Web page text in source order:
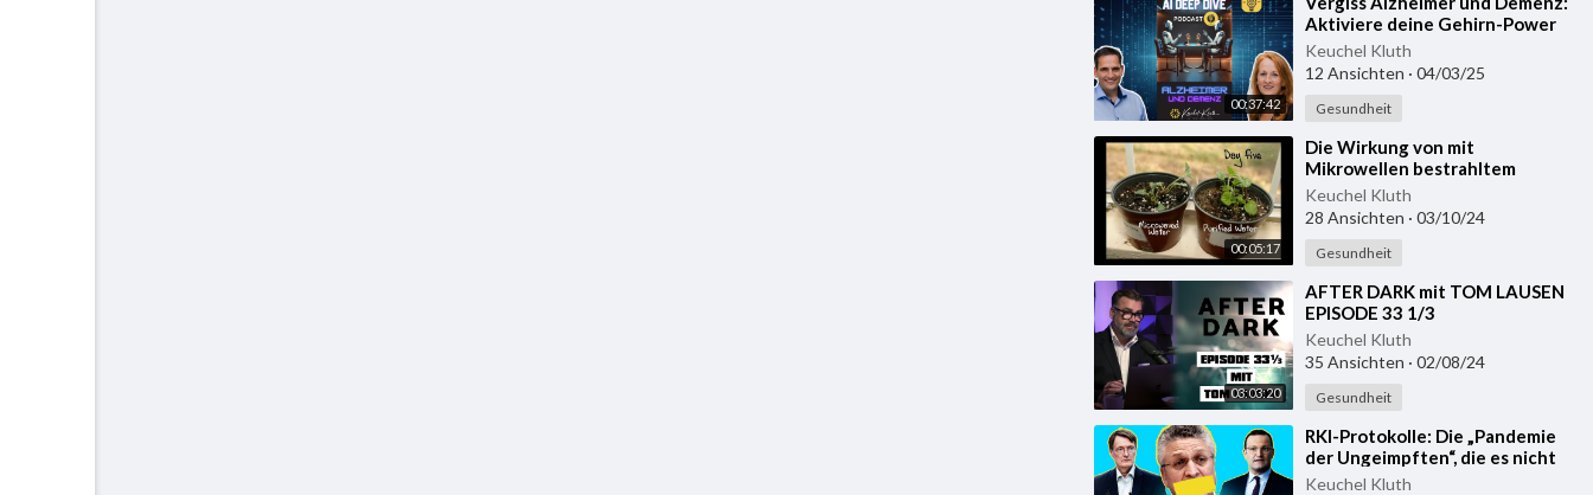
00:37:42
Aktiviere deine Gehirn-Power
#power
Keuchel Kluth
12 Ansichten · 04/03/25
Gesundheit
00:05:17
⁣Die Wirkung von mit
Mikrowellen bestrahltem
Wasser auf Pflanzen
Keuchel Kluth
28 Ansichten · 03/10/24
Gesundheit
03:03:20
⁣AFTER DARK mit TOM LAUSEN
EPISODE 33 1/3
Keuchel Kluth
35 Ansichten · 02/08/24
Gesundheit
⁣RKI-Protokolle: Die „Pandemie
der Ungeimpften“, die es nicht
gab | RealTalk mit Julius Böhm
Keuchel Kluth